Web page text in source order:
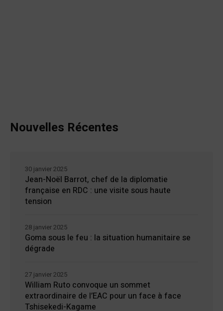
Nouvelles Récentes
Jean-Noël Barrot, chef de la diplomatie
française en RDC : une visite sous haute
tension
30 janvier 2025
Goma sous le feu : la situation humanitaire se
dégrade
28 janvier 2025
William Ruto convoque un sommet
extraordinaire de l’EAC pour un face à face
Tshisekedi-Kagame
27 janvier 2025